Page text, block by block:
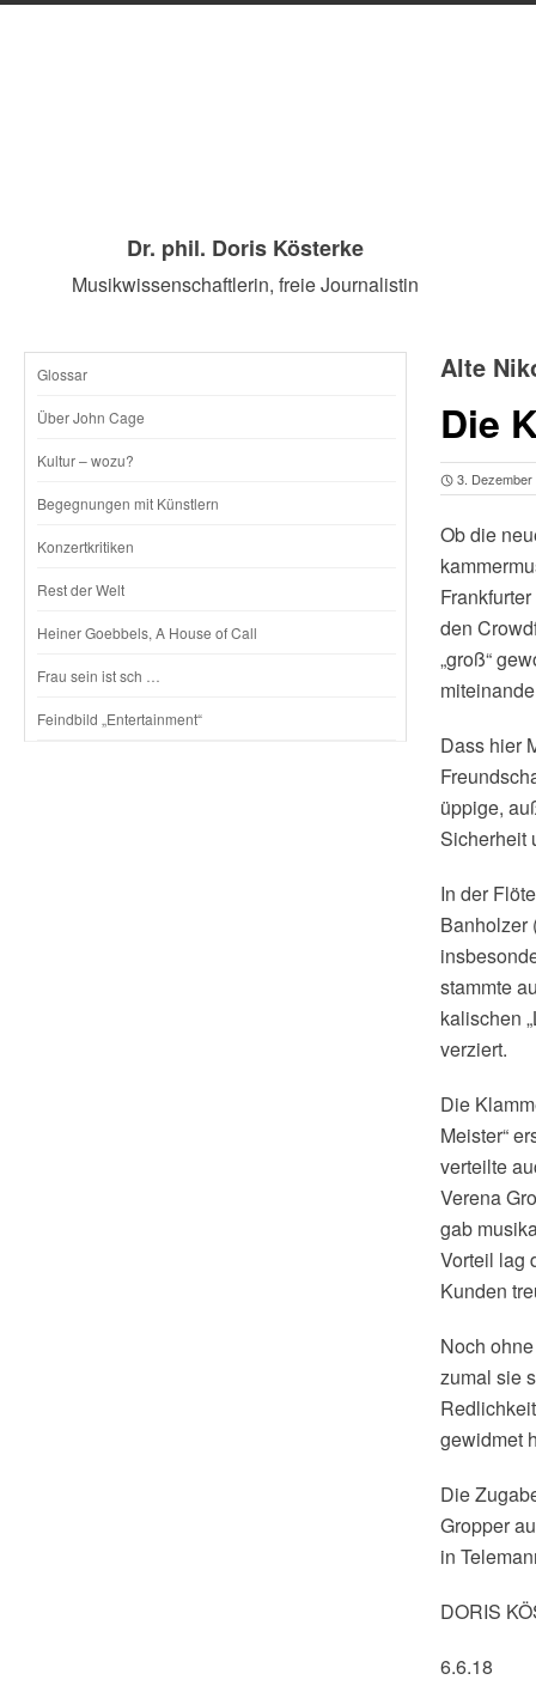
Dr. phil. Doris Kösterke
Musikwissenschaftlerin, freie Journalistin
SKIP
CONTENT
Glossar
Über John Cage
Kultur – wozu?
Begegnungen mit Künstlern
Konzertkritiken
Rest der Welt
Heiner Goebbels, A House of Call
Frau sein ist sch …
Feindbild „Entertainment“
Alte
Die
3. Dezember
Ob die
den
„groß“
Dass hier
üppige,
Sicherheit
In der
Banholzer
stammte
kalischen
verziert.
Die
Meister“
verteilte
Verena
gab
Vorteil lag
Kunden
Noch
zumal sie
gewidmet
Die
Gropper
in
DORIS
6.6.18